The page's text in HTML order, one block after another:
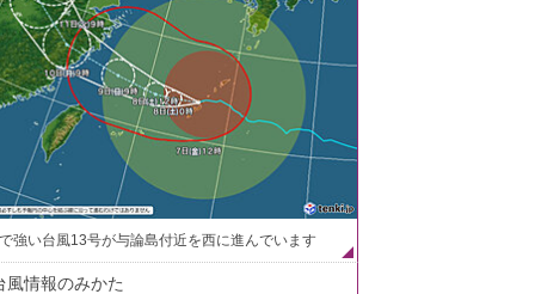
強い台風13号が与論島付近を西に進んでいます
風情報のみかた